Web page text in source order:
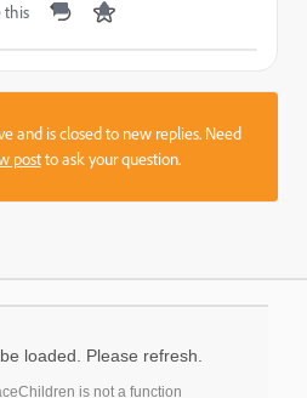
this
and is closed to new replies. Need
postto ask your question.
loaded. Please refresh.
is not a function